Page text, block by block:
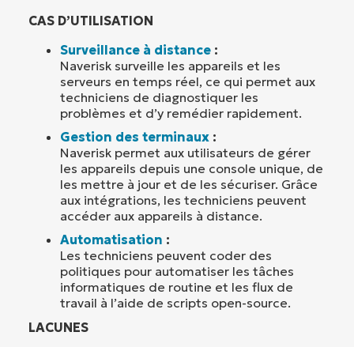
CAS D’UTILISATION
Surveillance à distance :
Naverisk surveille les appareils et les
serveurs en temps réel, ce qui permet aux
techniciens de diagnostiquer les
problèmes et d’y remédier rapidement.
Gestion des terminaux :
Naverisk permet aux utilisateurs de gérer
les appareils depuis une console unique, de
les mettre à jour et de les sécuriser. Grâce
aux intégrations, les techniciens peuvent
accéder aux appareils à distance.
Automatisation :
Les techniciens peuvent coder des
politiques pour automatiser les tâches
informatiques de routine et les flux de
travail à l’aide de scripts open-source.
LACUNES